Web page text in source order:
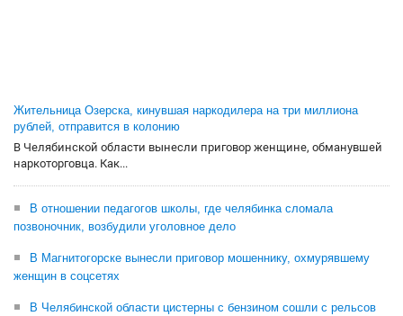
Жительница Озерска, кинувшая наркодилера на три миллиона
рублей, отправится в колонию
В Челябинской области вынесли приговор женщине, обманувшей
наркоторговца. Как...
В отношении педагогов школы, где челябинка сломала
позвоночник, возбудили уголовное дело
В Магнитогорске вынесли приговор мошеннику, охмурявшему
женщин в соцсетях
В Челябинской области цистерны с бензином сошли с рельсов